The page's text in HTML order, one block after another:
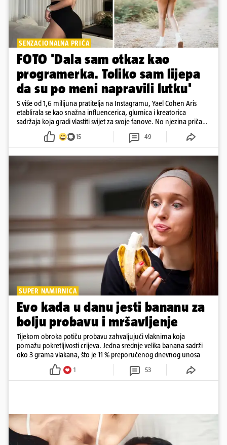
SENZACIONALNA PRIČA
FOTO 'Dala sam otkaz kao
programerka. Toliko sam lijepa
da su po meni napravili lutku'
S više od 1,6 milijuna pratitelja na Instagramu, Yael Cohen Aris
etablirala se kao snažna influencerica, glumica i kreatorica
sadržaja koja gradi vlastiti svijet za svoje fanove. No njezina priča
pokazuje da online slava dolazi i s neočekivanim izazovima
15 49
SUPER NAMIRNICA
Evo kada u danu jesti bananu za
bolju probavu i mršavljenje
Tijekom obroka potiču probavu zahvaljujući vlaknima koja
pomažu pokretljivosti crijeva. Jedna srednje velika banana sadrži
oko 3 grama vlakana, što je 11 % preporučenog dnevnog unosa
1 53